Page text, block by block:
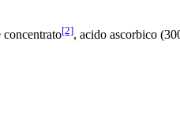
[2], acido ascorbico